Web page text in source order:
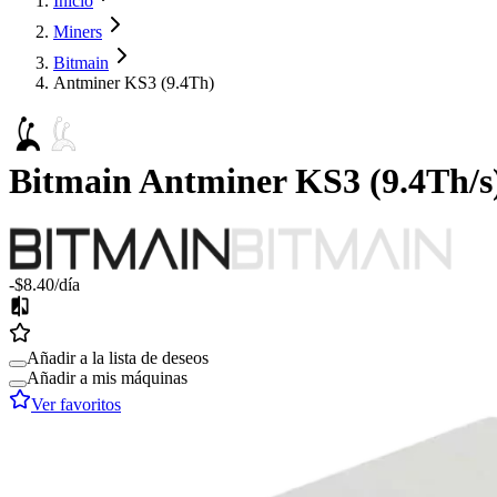
Miners
Bitmain
Antminer KS3 (9.4Th)
BitmainAntminer KS3 (9.4Th/s
-$8.40/día
Añadir a la lista de deseos
Añadir a mis máquinas
Ver favoritos